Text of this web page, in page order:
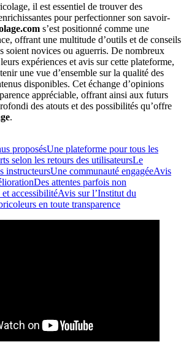
il est essentiel de trouver des
pour perfectionner son savoir-
s’est positionné comme une
offrant une multitude d’outils et de conseils
soient novices ou aguerris. De nombreux
expériences et avis sur cette plateforme,
une vue d’ensemble sur la qualité des
disponibles. Cet échange d’opinions
appréciable, offrant ainsi aux futurs
des atouts et des possibilités qu’offre
.
proposésUne plateforme pour tous les
selon les retours des utilisateursLe
instructeursUne communauté engagéeAvis
Des attentes parfois non
accessibilitéAvis sur l’Institut du
en toute transparence